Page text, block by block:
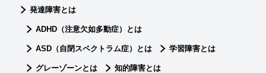
発達障害とは
ADHD（注意欠如多動症）とは
ASD（自閉スペクトラム症）とは 学習障害とは
グレーゾーンとは 知的障害とは